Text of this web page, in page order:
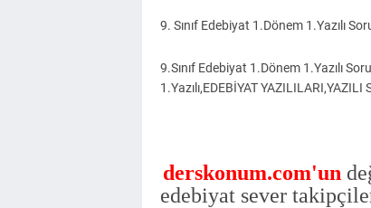
9. Sınıf Edebiyat 1.Dönem 1.Yazılı
9.Sınıf Edebiyat 1.Dönem 1.Yazılı
1.Yazılı,EDEBİYAT
derskonum.com'un
edebiyat sever